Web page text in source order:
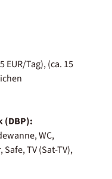
EUR/Tag), (ca. 15
(DBP):
WC,
TV (Sat-TV),